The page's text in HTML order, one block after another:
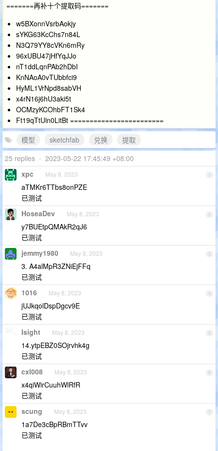
=======再补十个提取码=======
w5BXonnVsrbAokjy
sYKG63KcChs7n84L
N3Q79YY8cVKn6mRy
96xUBU47jHfYqJJo
nT1ddLqnPAb2hDbI
KnNAoA0vTUbbfci9
HyML1VrNpd8sabVH
x4rN16j6hU3aki5t
OCMzyKCOhbFT1Sk4
Ft19qTtUln0LitBt ========================
模型
sketchfab 兑换
提取
25 replies • 2023-05-22 17:45:49 +08:00
1
xpc May 8, 2023
aTMKr6TTbs8onPZE
已测试
2
HoseaDev May 8, 2023
y7BUEtpQMAkR2qJ6
已测试
3
jemmy1980 May 8, 2023
3. A4alMpR3ZNiEjFFq
已测试
4
1016 May 8, 2023
jUJkqolDspDgcv9E
已测试
5
Isight May 8, 2023
14.ytpEBZ0SOjrvhk4g
已测试
6
cxl008 May 8, 2023
x4qiWirCuuhWlRfR
已测试
7
scung May 8, 2023
1a7De3cBpRBmTTvv
已测试